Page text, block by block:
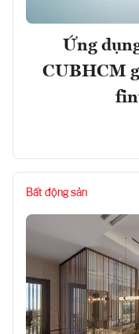
Ứng
CUBHCM
Bất động sản